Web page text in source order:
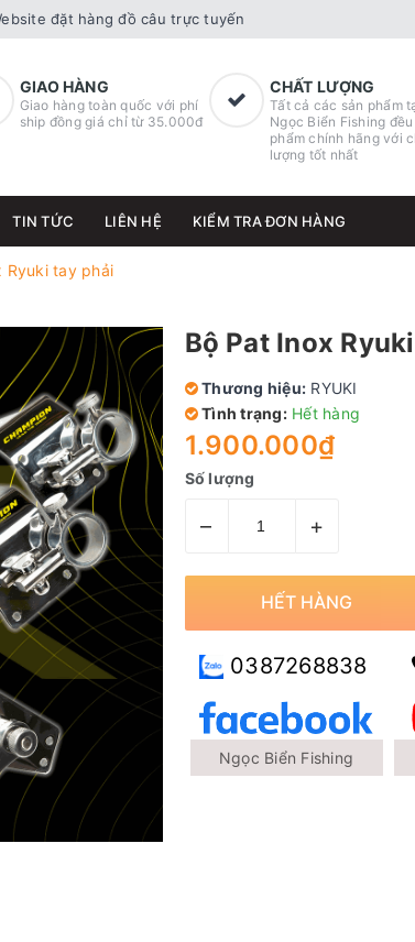
đặt hàng đồ câu trực tuyến
GIAO HÀNG
Giao hàng toàn quốc với phí
ship đồng giá chỉ từ 35.000đ
CHẤT LƯỢNG
Tất cả các sản phẩm
Ngọc Biển Fishing
phẩm chính hãng với
lượng tốt nhất
TIN TỨC LIÊN HỆ KIỂM TRA ĐƠN HÀNG
Ryuki tay phải
Bộ Pat Inox
Thương hiệu: RYUKI
Tình trạng: Hết hàng
1.900.000₫
Số lượng
– +
HẾT HÀNG
0387268838
Ngọc Biển Fishing